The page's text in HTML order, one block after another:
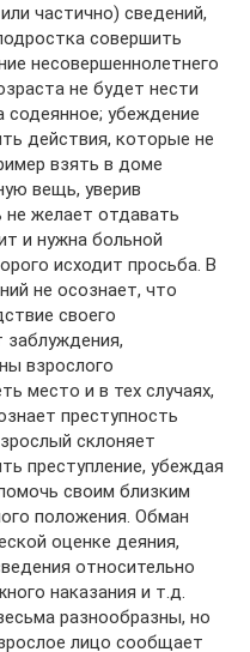
частично) сведений,
совершить
несовершеннолетнего
не будет нести
содеянное; убеждение
действия, которые не
взять в доме
вещь, уверив
желает отдавать
и нужна больной
исходит просьба. В
не осознает, что
своего
заблуждения,
взрослого
место и в тех случаях,
преступность
склоняет
преступление, убеждая
своим близким
положения. Обман
оценке деяния,
относительно
наказания и т.д.
разнообразны, но
лицо сообщает